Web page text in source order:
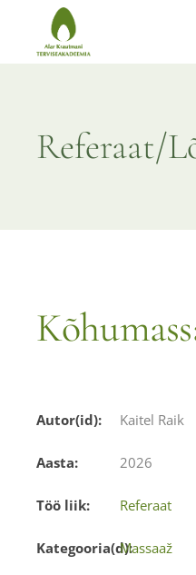
Autor(id): Kaitel Raik
Aasta: 2026
Töö liik: Referaat
Kategooria(d):Massaaž